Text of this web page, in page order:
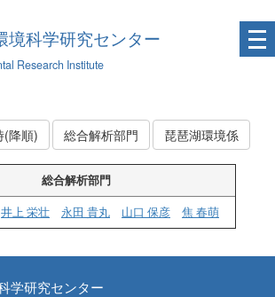
境科学研究センター
Research Institute
(降順) 総合解析部門 琵琶湖環境係
総合解析部門
井上 栄壮 永田 貴丸 山口 保彦 焦 春萌
学研究センター